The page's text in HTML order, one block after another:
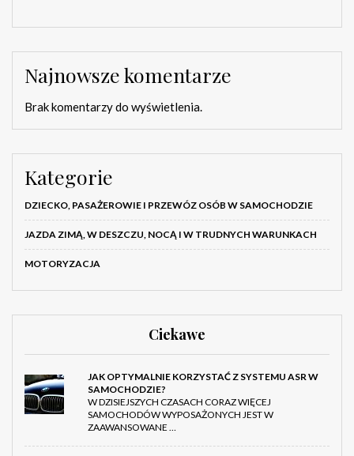
Najnowsze komentarze
Brak komentarzy do wyświetlenia.
Kategorie
DZIECKO, PASAŻEROWIE I PRZEWÓZ OSÓB W SAMOCHODZIE
JAZDA ZIMĄ, W DESZCZU, NOCĄ I W TRUDNYCH WARUNKACH
MOTORYZACJA
Ciekawe
JAK OPTYMALNIE KORZYSTAĆ Z SYSTEMU ASR W
SAMOCHODZIE?
W DZISIEJSZYCH CZASACH CORAZ WIĘCEJ
SAMOCHODÓW WYPOSAŻONYCH JEST W
ZAAWANSOWANE …